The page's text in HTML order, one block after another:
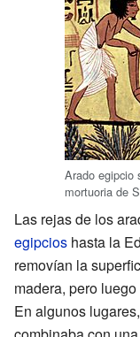
Arado egipcio
mortuoria de
Las rejas de los
egipcios hasta la
removían la
madera, pero
En algunos